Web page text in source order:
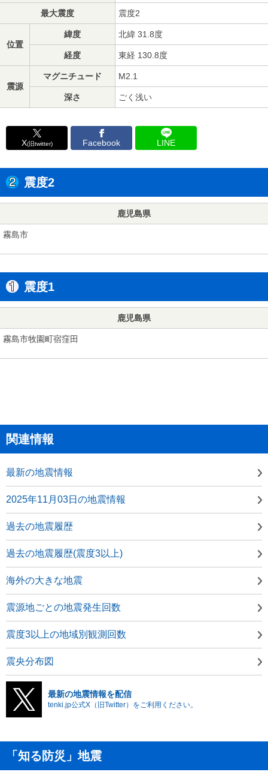
最大震度 震度2
位置
緯度 北緯 31.8度
経度 東経 130.8度
震源
マグニチュード M2.1
深さ ごく浅い
X(旧twitter) Facebook LINE
震度2
鹿児島県
霧島市
震度1
鹿児島県
霧島市牧園町宿窪田
関連情報
最新の地震情報
2025年11月03日の地震情報
過去の地震履歴
過去の地震履歴(震度3以上)
海外の大きな地震
震源地ごとの地震発生回数
震度3以上の地域別観測回数
震央分布図
最新の地震情報を配信
tenki.jp公式X（旧Twitter）をご利用ください。
「知る防災」地震